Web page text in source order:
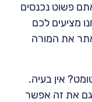
פשוט נכנסים
מציעים לכם
את המורה
אין בעיה.
גם את זה אפשר